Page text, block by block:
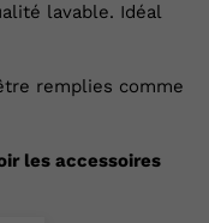
lavable. Idéal
remplies comme
les accessoires